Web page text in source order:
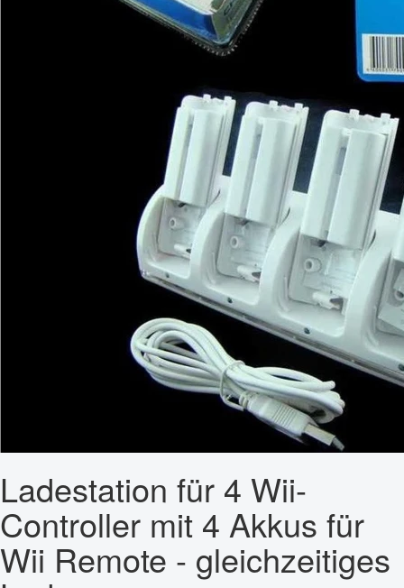
Ladestation für 4 Wii-
Controller mit 4 Akkus für
Wii Remote - gleichzeitiges